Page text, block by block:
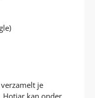
je
Hotjar kan onder